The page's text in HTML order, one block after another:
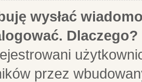
wysłać
Dlaczego?
przez